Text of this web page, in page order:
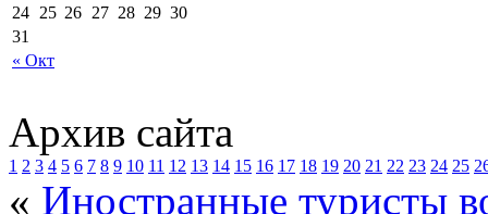
« Окт
24 25 26 27 28 29 30
31
Архив сайта
1 2 3 4 5 6 7 8 9 10 11 12 13 14 15 16 17 18 19 20 21 22 23 24 25
« Иностранные туристы